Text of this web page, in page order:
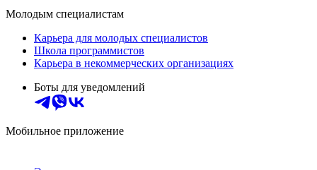
Молодым специалистам
Карьера для молодых специалистов
Школа программистов
Карьера в некоммерческих организациях
Боты для уведомлений
Мобильное приложение